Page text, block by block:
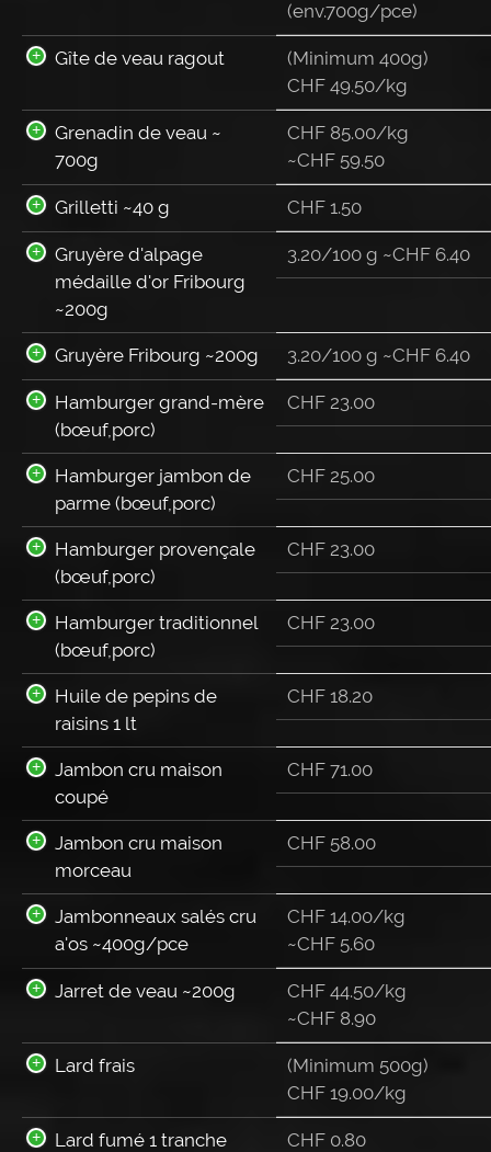
(env.700g/pce)
Gîte de veau ragout
(Minimum 400g)
CHF 49.50/kg
Grenadin de veau ~
700g
CHF 85.00/kg
~CHF 59.50
Grilletti ~40 g CHF 1.50
Gruyère d'alpage
médaille d'or Fribourg
~200g
3.20/100 g ~CHF 6.40
Gruyère Fribourg ~200g 3.20/100 g ~CHF 6.40
Hamburger grand-mère
(bœuf,porc)
CHF 23.00
Hamburger jambon de
parme (bœuf,porc)
CHF 25.00
Hamburger provençale
(bœuf,porc)
CHF 23.00
Hamburger traditionnel
(bœuf,porc)
CHF 23.00
Huile de pepins de
raisins 1 lt
CHF 18.20
Jambon cru maison
coupé
CHF 71.00
Jambon cru maison
morceau
CHF 58.00
Jambonneaux salés cru
a'os ~400g/pce
CHF 14.00/kg
~CHF 5.60
Jarret de veau ~200g
CHF 44.50/kg
~CHF 8.90
Lard frais
(Minimum 500g)
CHF 19.00/kg
Lard fumé 1 tranche CHF 0.80